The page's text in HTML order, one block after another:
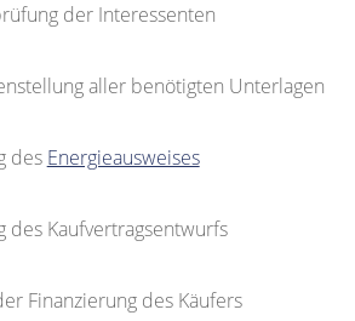
der Interessenten
aller benötigten Unterlagen
des Energieausweises
des Kaufvertragsentwurfs
Finanzierung des Käufers